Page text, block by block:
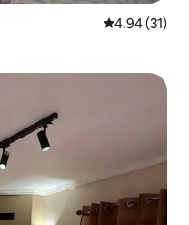
평점 4.94점
4.94 (31)